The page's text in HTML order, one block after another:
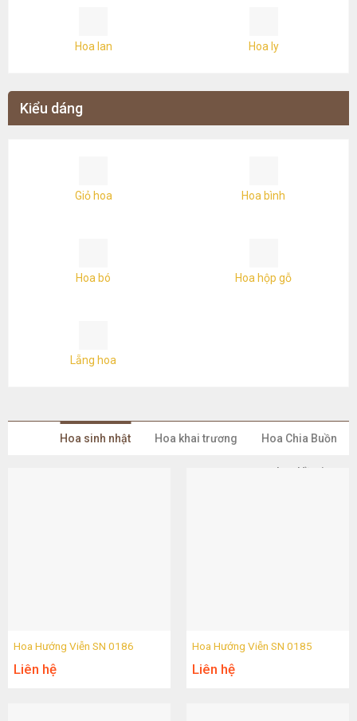
Hoa lan Hoa ly
Kiểu dáng
Giỏ hoa Hoa bình
Hoa bó Hoa hộp gỗ
Lẵng hoa
Hoa sinh nhật Hoa khai trương Hoa Chia Buồn
Lan Hồ Điệp
Hoa Hướng Viễn SN 0186
Liên hệ
Hoa Hướng Viễn SN 0185
Liên hệ